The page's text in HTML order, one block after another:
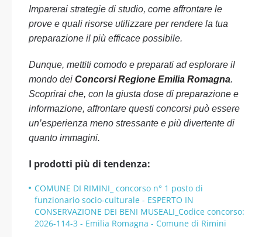
Imparerai strategie di studio, come affrontare le
prove e quali risorse utilizzare per rendere la tua
preparazione il più efficace possibile.
Dunque, mettiti comodo e preparati ad esplorare il
mondo dei Concorsi Regione Emilia Romagna.
Scoprirai che, con la giusta dose di preparazione e
informazione, affrontare questi concorsi può essere
un’esperienza meno stressante e più divertente di
quanto immagini.
I prodotti più di tendenza:
COMUNE DI RIMINI_ concorso n° 1 posto di
funzionario socio-culturale - ESPERTO IN
CONSERVAZIONE DEI BENI MUSEALI_Codice concorso:
2026-114-3 - Emilia Romagna - Comune di Rimini